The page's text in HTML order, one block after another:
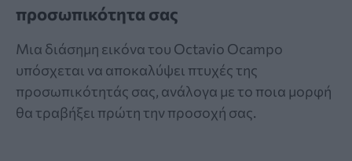
προσωπικότητα σας
Μια διάσημη εικόνα του Octavio Ocampo
υπόσχεται να αποκαλύψει πτυχές της
προσωπικότητάς σας, ανάλογα με το ποια μορφή
θα τραβήξει πρώτη την προσοχή σας.